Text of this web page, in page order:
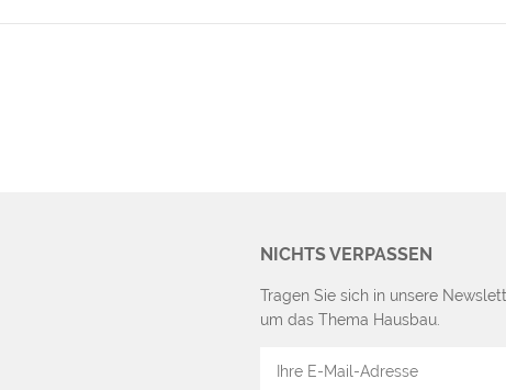
NICHTS VERPASSEN
Tragen Sie sich in unsere
um das Thema Hausbau.